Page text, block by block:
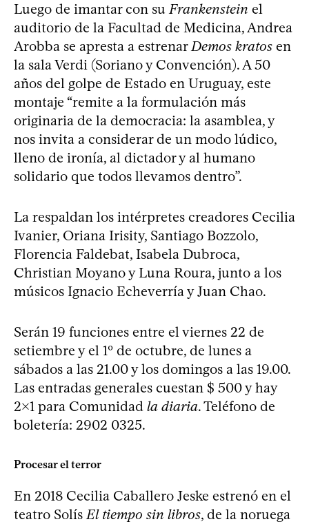
Luego de imantar con suFrankenstein el
auditorio de la Facultad de Medicina, Andrea
Arobba se apresta a estrenarDemos kratos en
la sala Verdi (Soriano y Convención). A 50
años del golpe de Estado en Uruguay, este
montaje “remite a la formulación más
originaria de la democracia: la asamblea, y
nos invita a considerar de un modo lúdico,
lleno de ironía, al dictador y al humano
solidario que todos llevamos dentro”.
La respaldan los intérpretes creadores Cecilia
Ivanier, Oriana Irisity, Santiago Bozzolo,
Florencia Faldebat, Isabela Dubroca,
Christian Moyano y Luna Roura, junto a los
músicos Ignacio Echeverría y Juan Chao.
Serán 19 funciones entre el viernes 22 de
setiembre y el 1º de octubre, de lunes a
sábados a las 21.00 y los domingos a las 19.00.
Las entradas generales cuestan $ 500 y hay
2x1 para Comunidad la diaria. Teléfono de
boletería: 2902 0325.
Procesar el terror
En 2018 Cecilia Caballero Jeske estrenó en el
teatro SolísEl tiempo sin libros, de la noruega